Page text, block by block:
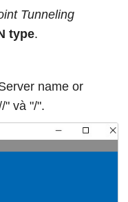
Tunneling
type.
name or
" và "/".